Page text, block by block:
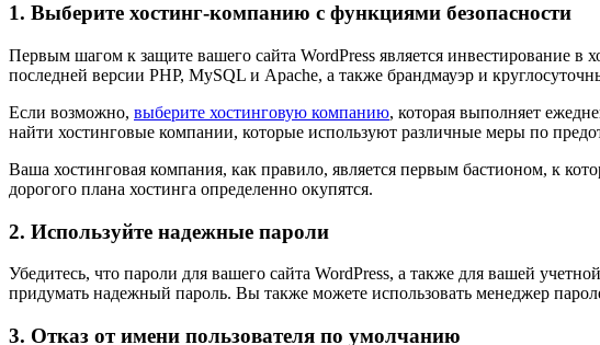
1. Выберите хостинг-компанию с функциями безопасности
Первым шагом к защите вашего сайта WordPress является инвестирование
последней версии PHP, MySQL и Apache, а также брандмауэр и
Если возможно, выберите хостинговую компанию, которая выполняет
найти хостинговые компании, которые используют различные меры по
Ваша хостинговая компания, как правило, является первым бастионом, к
дорогого плана хостинга определенно окупятся.
2. Используйте надежные пароли
Убедитесь, что пароли для вашего сайта WordPress, а также для вашей
придумать надежный пароль. Вы также можете использовать менеджер
3. Отказ от имени пользователя по умолчанию